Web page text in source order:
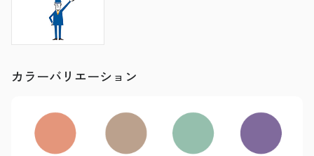
カラーバリエーション